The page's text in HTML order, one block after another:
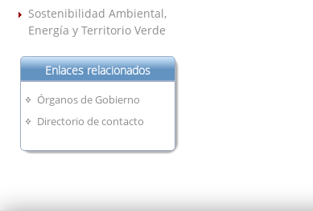
Sostenibilidad Ambiental,
Energía y Territorio Verde
Enlaces relacionados
Órganos de Gobierno
Directorio de contacto